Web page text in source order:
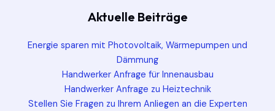
Aktuelle Beiträge
Energie sparen mit Photovoltaik, Wärmepumpen und
Dämmung
Handwerker Anfrage für Innenausbau
Handwerker Anfrage zu Heiztechnik
Stellen Sie Fragen zu Ihrem Anliegen an die Experten